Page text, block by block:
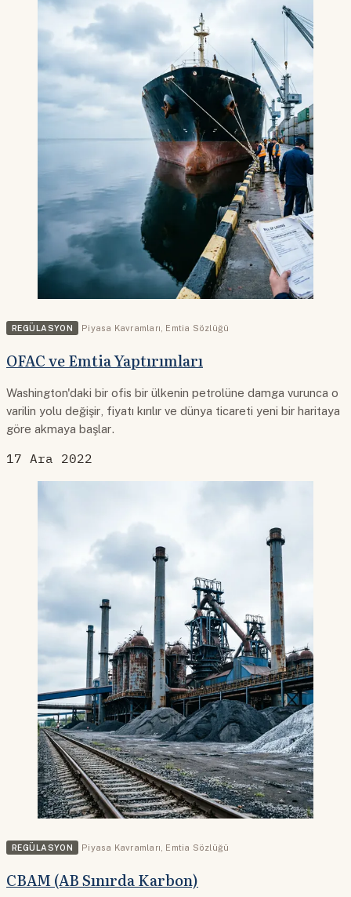
REGÜLASYON Piyasa Kavramları Emtia Sözlüğü
OFAC ve Emtia Yaptırımları
Washington'daki bir ofis bir ülkenin petrolüne damga vurunca o
varilin yolu değişir, fiyatı kırılır ve dünya ticareti yeni bir haritaya
göre akmaya başlar.
17 Ara 2022
REGÜLASYON Piyasa Kavramları Emtia Sözlüğü
CBAM (AB Sınırda Karbon)